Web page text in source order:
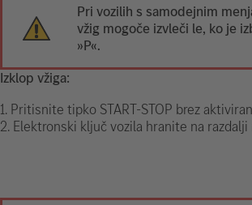
Pri vozilih s samodejnim
vžig mogoče izvleči le, ko je
»P«.
Izklop vžiga:
1. Pritisnite tipko START-STOP brez
2. Elektronski ključ vozila hranite na